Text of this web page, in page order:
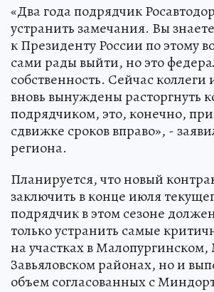
«Два года подрядчик
устранить замечания. Вы
к Президенту России по этому
сами рады выйти, но это
собственность. Сейчас коллеги
вновь вынуждены расторгнуть
подрядчиком, это, конечно,
сдвижке сроков вправо», -
региона.
Планируется, что новый
заключить в конце июля
подрядчик в этом сезоне
только устранить самые
на участках в
Завьяловском районах, но и
объем согласованных с